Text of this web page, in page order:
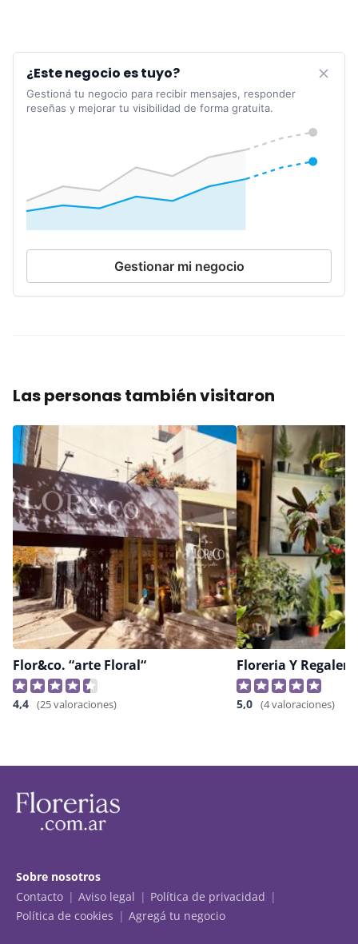
¿Este negocio es tuyo?
Gestioná tu negocio para recibir mensajes, responder
reseñas y mejorar tu visibilidad de forma gratuita.
Gestionar mi negocio
Las personas también visitaron
Flor&co. “arte Floral“
4,4 (25 valoraciones) 5,0 (4 valoraciones)
Sobre nosotros
Contacto
Aviso legal
Política de privacidad
Política de cookies
Agregá tu negocio